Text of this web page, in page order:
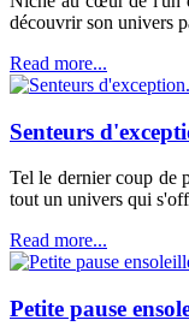
découvrir son univers
Read more...
Senteurs
Tel le dernier coup de
tout un univers qui
Read more...
Petite pause